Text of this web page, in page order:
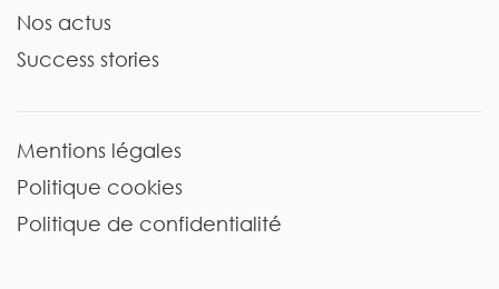
Nos actus
Success stories
Mentions légales
Politique cookies
Politique de confidentialité